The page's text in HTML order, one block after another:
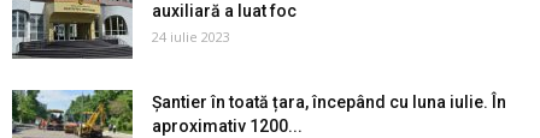
auxiliară a luat foc
24 iulie 2023
Șantier în toată țara, începând cu luna iulie. În
aproximativ 1200...